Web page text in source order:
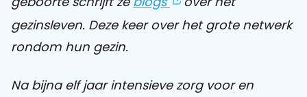
Clientdossier Wiki
gezinsleven. Deze keer over het grote netwerk
rondom hun gezin.
Na bijna elf jaar intensieve zorg voor en